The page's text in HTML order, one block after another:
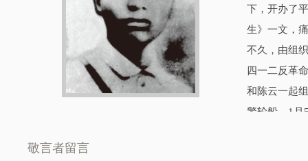
下，开办了
生》一文，
不久，由组
四一二反革
和陈云一起
警轮船。1月
敬言者留言